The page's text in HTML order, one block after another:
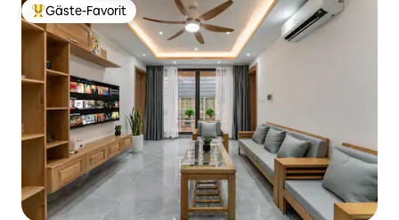
Beliebter Gäste-Favorit.
Gäste-Favorit